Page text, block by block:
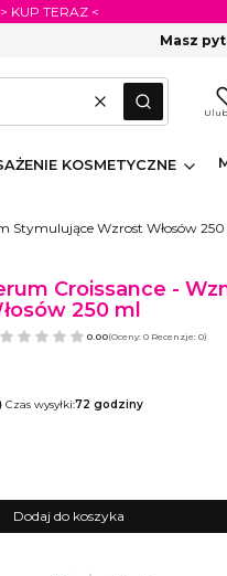
KUP TERAZ <
Masz
WyczyśćSzukaj
KOSMETYCZNE
Stymulujące Wzrost Włosów
Croissance -
250 ml
0.00(Oceny: 0 Recenzje: 0)
Czas wysyłki:72 godziny
Dodaj do koszyka